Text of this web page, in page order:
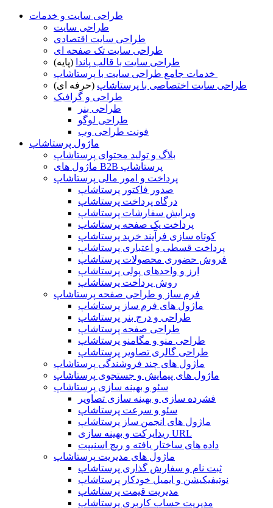
طراحی سایت و خدمات
طراحی سایت
طراحی سایت اقتصادی
طراحی سایت تک صفحه ای
طراحی سایت با قالب پاندا (پایه)
طراحی سایت اختصاصی با پرستاشاپ (حرفه ای)
طراحی و گرافیک
طراحی بنر
طراحی لوگو
فونت طراحی وب
ماژول پرستاشاپ
بلاگ و تولید محتوای پرستاشاپ
ماژول های B2B پرستاشاپ
پرداخت و امور مالی پرستاشاپ
صدور فاکتور پرستاشاپ
درگاه پرداخت پرستاشاپ
ویرایش سفارشات پرستاشاپ
پرداخت یک صفحه پرستاشاپ
کوتاه سازی فرآیند خرید پرستاشاپ
پرداخت قسطی و اعتباری پرستاشاپ
فروش حضوری محصولات پرستاشاپ
ارز و واحدهای پولی پرستاشاپ
روش پرداخت پرستاشاپ
فرم ساز و طراحی صفحه پرستاشاپ
ماژول های فرم ساز پرستاشاپ
طراحی و درج بنر پرستاشاپ
طراحی صفحه پرستاشاپ
طراحی منو و مگامنو پرستاشاپ
طراحی گالری تصاویر پرستاشاپ
ماژول های چند فروشندگی پرستاشاپ
ماژول های پیمایش و جستجوی پرستاشاپ
سئو و بهینه سازی پرستاشاپ
فشرده سازی و بهینه سازی تصاویر
سئو و سرعت پرستاشاپ
ماژول های انجمن ساز پرستاشاپ
ریدایرکت و بهینه سازی URL
داده های ساختار یافته و ریچ اسنیپت
ماژول های مدیریت پرستاشاپ
ثبت نام و سفارش گذاری پرستاشاپ
نوتیفیکیشن و ایمیل خودکار پرستاشاپ
مدیریت قیمت پرستاشاپ
مدیریت حساب کاربری پرستاشاپ